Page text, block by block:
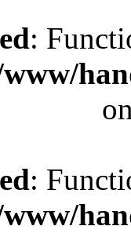
:
: